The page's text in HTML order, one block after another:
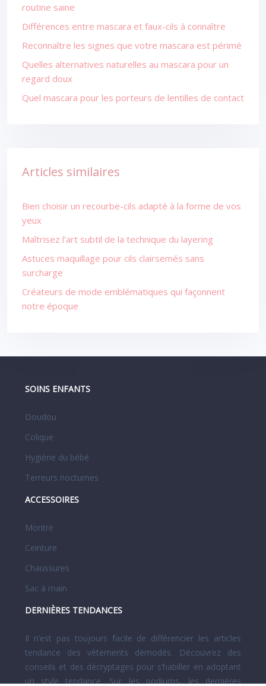
routine saine
Différences entre mascara et faux-cils à connaître
Reconnaître les signes que votre mascara est périmé
Quelles alternatives naturelles au mascara pour un
regard doux
Quel mascara pour les porteurs de lentilles de contact
Articles similaires
Bien choisir un recourbe-cils adapté à la forme de vos
yeux
Maîtrisez l’art subtil de la technique du layering
Astuces maquillage pour cils clairsemés sans
surcharge
Créateurs de mode emblématiques qui façonnent
notre époque
SOINS ENFANTS
Doudou
Colique
Hygiène du bébé
Terreurs nocturnes
ACCESSOIRES
Montre
Ceinture
Chaussures
Sac à main
DERNIÈRES TENDANCES
Il n’est pas toujours facile de différencier les articles
tendance des vêtements démodés. Découvrez des
conseils et des décryptages pour s’habiller en adoptant
un style tendance. Sur les podiums, les dernières